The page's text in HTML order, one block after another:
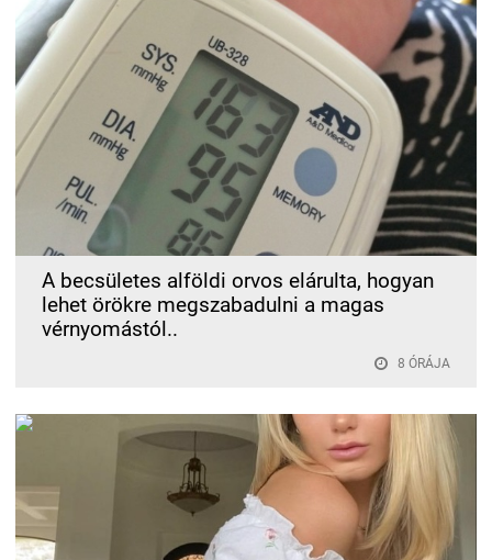
A becsületes alföldi orvos elárulta, hogyan
lehet örökre megszabadulni a magas
vérnyomástól..
8 ÓRÁJA